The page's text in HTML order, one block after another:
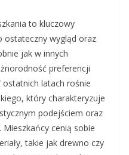
to kluczowy
ostateczny wygląd oraz
jak w innych
preferencji
latach rośnie
który charakteryzuje
podejściem oraz
cenią sobie
takie jak drewno czy